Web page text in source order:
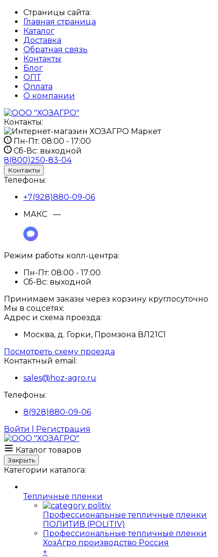
Страницы сайта:
Главная страница
Каталог
Доставка
Обратная связь
Контакты
Блог
ОПТ
Оплата
О компании
Контакты:
Пн-Пт: 08:00 - 17:00
Сб-Вс: выходной
8(800)250-83-04
Контакты
Телефоны:
+7(928)880-09-06
МАКС —
Режим работы колл-центра:
Пн-Пт: 08:00 - 17:00
Сб-Вс: выходной
Принимаем заказы через корзину круглосуточно
Мы в соцсетях:
Адрес и схема проезда:
Москва, д. Горки, Промзона ВЛ21С1
Посмотреть схему проезда
Контактный email:
sales@hoz-agro.ru
Телефоны:
8(928)880-09-06
Войти | Регистрация
Каталог товаров
Закрыть
Категории каталога:
Тепличные пленки
Профессиональные тепличные пленки
ПОЛИТИВ (POLITIV)
Профессиональные тепличные пленки
ХозАгро производство Россия
+